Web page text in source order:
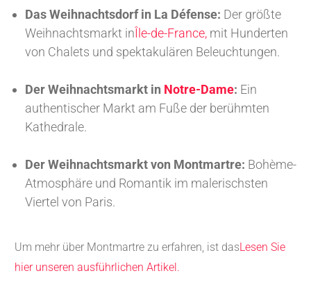
Das Weihnachtsdorf in La Défense: Der größte
Weihnachtsmarkt inÎle-de-France, mit Hunderten
von Chalets und spektakulären Beleuchtungen.
Der Weihnachtsmarkt in Notre-Dame: Ein
authentischer Markt am Fuße der berühmten
Kathedrale.
Der Weihnachtsmarkt von Montmartre: Bohème-
Atmosphäre und Romantik im malerischsten
Viertel von Paris.
Um mehr über Montmartre zu erfahren, ist dasLesen Sie
hier unseren ausführlichen Artikel.